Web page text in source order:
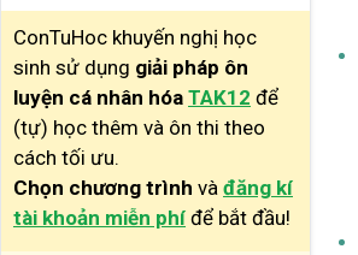
ConTuHoc khuyến nghị học
sinh sử dụng giải pháp ôn
luyện cá nhân hóa TAK12 để
(tự) học thêm và ôn thi theo
cách tối ưu.
Chọn chương trình và đăng kí
tài khoản miễn phí để bắt đầu!